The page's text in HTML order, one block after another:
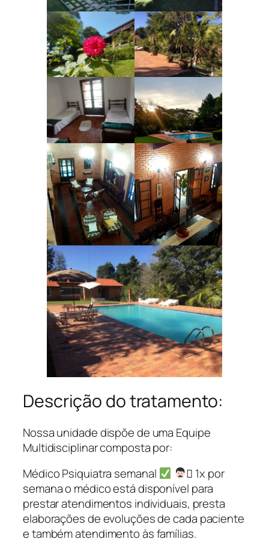
Descrição do tratamento:
Nossa unidade dispõe de uma Equipe
Multidisciplinar composta por:
Médico Psiquiatra semanal
‍⚕ 1x por
semana o médico está disponível para
prestar atendimentos individuais, presta
elaborações de evoluções de cada paciente
e também atendimento às famílias.